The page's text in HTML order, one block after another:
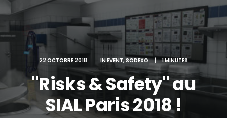
LE STUDIO
CONTACT
RECHERCHE
22 OCTOBRE 2018 | INEVENT, SODEXO | 1 MINUTES
"Risks & Safety" au
SIAL Paris 2018 !